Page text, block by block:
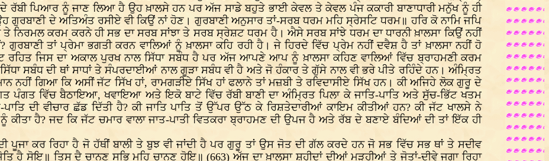
ਰੱਬੀ ਪਿਆਰ ਨੂੰ ਜਾਣ ਲਿਆ ਹੈ ਉਹ ਖ਼ਾਲਸੇ ਹਨ ਪਰ ਅੱਜ ਸਾਡੇ ਬਹੁਤੇ ਭਾਈ ਕੇਵਲ ਤੇ ਕੇਵਲ ਪੰਜ ਕਕਾਰੀ ਬਾਣਾਧਾਰੀ ਮਨੁੱਖ ਨੂੰ ਹੀ
ਗੁਰਬਾਣੀ ਦੇ ਅਤਿਅੰਤ ਰਸੀਏ ਵੀ ਕਿਉਂ ਨਾਂ ਹੋਣ। ਗੁਰਬਾਣੀ ਅਨੁਸਾਰ ਤਾਂ-ਸਰਬ ਧਰਮ ਮਹਿ ਸ੍ਰੇਸਟਿ ਧਰਮ॥ ਹਰਿ ਕੋ ਨਾਮਿ ਜਪਿ
ਨਿਰਮਲ ਕਰਮ ਕਰਨੇ ਹੀ ਸਭ ਦਾ ਸਰਬ ਸਾਂਝਾ ਤੇ ਸਰਬ ਸ੍ਰੇਸ਼ਟ ਧਰਮ ਹੈ। ਐਸੇ ਸਰਬ ਸਾਂਝੇ ਧਰਮ ਦਾ ਧਾਰਨੀ ਖ਼ਾਲਸਾ ਕਿਉਂ ਨਹੀਂ
ਗੁਰਬਾਣੀ ਤਾਂ ਪ੍ਰੇਮਾ ਭਗਤੀ ਕਰਨ ਵਾਲਿਆਂ ਨੂੰ ਖ਼ਾਲਸਾ ਕਹਿ ਰਹੀ ਹੈ। ਜੇ ਹਿਰਦੇ ਵਿੱਚ ਪ੍ਰੇਮ ਨਹੀਂ ਦਵੈਸ਼ ਹੈ ਤਾਂ ਖ਼ਾਲਸਾ ਨਹੀਂ ਹੋ
ਰਹਿਤ ਜਿਸ ਦਾ ਅਕਾਲ ਪੁਰਖ ਨਾਲ ਸਿੱਧਾ ਸਬੰਧ ਹੈ ਪਰ ਅੱਜ ਆਪਣੇ ਆਪ ਨੂੰ ਖ਼ਾਲਸਾ ਕਹਿਣ ਵਾਲਿਆਂ ਵਿੱਚ ਬ੍ਰਾਹਮਣੀ ਕਰਮ
ਸਿੱਧਾ ਸਬੰਧ ਦੀ ਥਾਂ ਸਾਧਾਂ ਤੇ ਸੰਪਰਦਾਈਆਂ ਨਾਲ ਗੂੜਾ ਸਬੰਧ ਵੀ ਹੈ ਅਤੇ ਜੋ ਹੰਕਾਰ ਤੇ ਗੁੱਸੇ ਨਾਲ ਵੀ ਭਰੇ ਪੀਤੇ ਰਹਿੰਦੇ ਹਨ। ਅੰਮ੍ਰਿਤ
ਨਹੀਂ ਗਿਆ ਕਿ ਅਸੀਂ ਜੱਟ ਸਿੱਖ ਹਾਂ, ਰਾਮਗੜੀਏ ਸਿੱਖ ਹਾਂ ਫਲਾਨੇ ਤਾਂ ਮਜ਼ਬੀ ਤੇ ਰਵਿਦਾਸੀਏ ਸਿੱਖ ਹਨ। ਕੀ ਅਜਿਹੇ ਲੋਕ ਗੁਰੂ ਦੇ
ਪੰਗਤ ਵਿੱਚ ਬੈਠਾਇਆ, ਖਵਾਇਆ ਅਤੇ ਇਕੋ ਬਾਟੇ ਵਿੱਚ ਰੱਬੀ ਬਾਣੀ ਦਾ ਅੰਮ੍ਰਿਤ ਪਿਲਾ ਕੇ ਜਾਤਿ-ਪਾਤਿ ਅਤੇ ਸੁੱਚ-ਭਿੱਟ ਖਤਮ
ਪਾਤਿ ਦੀ ਵੀਚਾਰ ਛੱਡ ਦਿੱਤੀ ਹੈ? ਕੀ ਜਾਤਿ ਪਾਤਿ ਤੋਂ ਉੱਪਰ ਉੱਠ ਕੇ ਰਿਸ਼ਤੇਦਾਰੀਆਂ ਕਾਇਮ ਕੀਤੀਆਂ ਹਨ? ਕੀ ਜੱਟ ਖਾਲਸੇ ਨੇ
ਕੀਤਾ ਹੈ? ਜਦ ਕਿ ਜੱਟ ਚਮਾਰ ਵਾਲਾ ਜਾਤ-ਪਾਤੀ ਵਿਤਕਰਾ ਬ੍ਰਾਹਮਣ ਦੀ ਉਪਜ ਹੈ ਅਤੇ ਰੱਬ ਦੇ ਬਣਾਏ ਬੰਦਿਆਂ ਦੀ ਤਾਂ ਇੱਕ ਹੀ
ਪੂਜਾ ਕਰ ਰਿਹਾ ਹੈ ਜੋ ਹੱਥੀਂ ਬਾਲੀ ਤੇ ਬੁਝ ਵੀ ਜਾਂਦੀ ਹੈ ਪਰ ਗੁਰੂ ਤਾਂ ਉਸ ਜੋਤ ਦੀ ਗੱਲ ਕਰਦੇ ਹਨ ਜੋ ਸਭ ਵਿੱਚ ਸਭ ਥਾਂ ਤੇ ਸਦੀਵ
ਹੈ ਸੋਇ॥ ਤਿਸੁ ਦੈ ਚਾਨਣ ਸਭਿ ਮਹਿ ਚਾਨਣ ਹੋਇ॥ (663) ਅੱਜ ਦਾ ਖ਼ਾਲਸਾ ਸ਼ਹੀਦਾਂ ਦੀਆਂ ਮੜ੍ਹੀਆਂ ਤੇ ਜੋਤਾਂ-ਦੀਵੇ ਜਗਾ ਰਿਹਾ